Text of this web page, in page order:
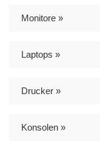
Monitore »
Laptops »
Drucker »
Konsolen »